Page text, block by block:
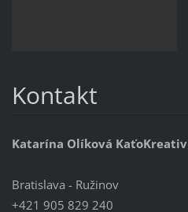
Kontakt
Katarína Olíková KaťoKreativ
Bratislava - Ružinov
+421 905 829 240